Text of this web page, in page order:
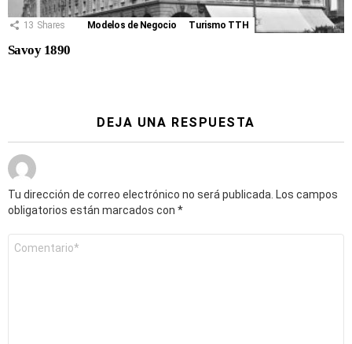
13 Shares Modelos de Negocio Turismo TTH
Savoy 1890
DEJA UNA RESPUESTA
Tu dirección de correo electrónico no será publicada. Los campos
obligatorios están marcados con *